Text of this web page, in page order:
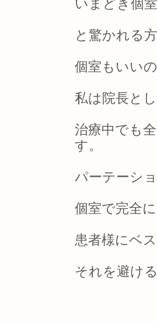
いまどき個
と驚かれる
個室もいい
私は院長と
治療中でも
す。
パーテーシ
個室で完全
患者様にベ
それを避け